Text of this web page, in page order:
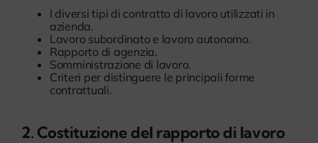
I diversi tipi di contratto di lavoro utilizzati in
azienda.
Lavoro subordinato e lavoro autonomo.
Rapporto di agenzia.
Somministrazione di lavoro.
Criteri per distinguere le principali forme
contrattuali.
2. Costituzione del rapporto di lavoro